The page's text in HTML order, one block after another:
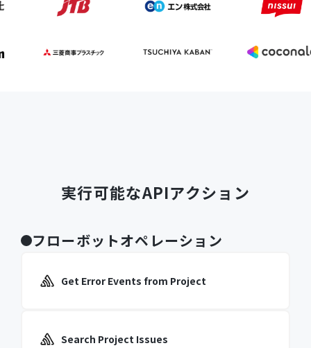
実行可能なAPIアクション
フローボットオペレーション
Get Error Events from Project
Search Project Issues